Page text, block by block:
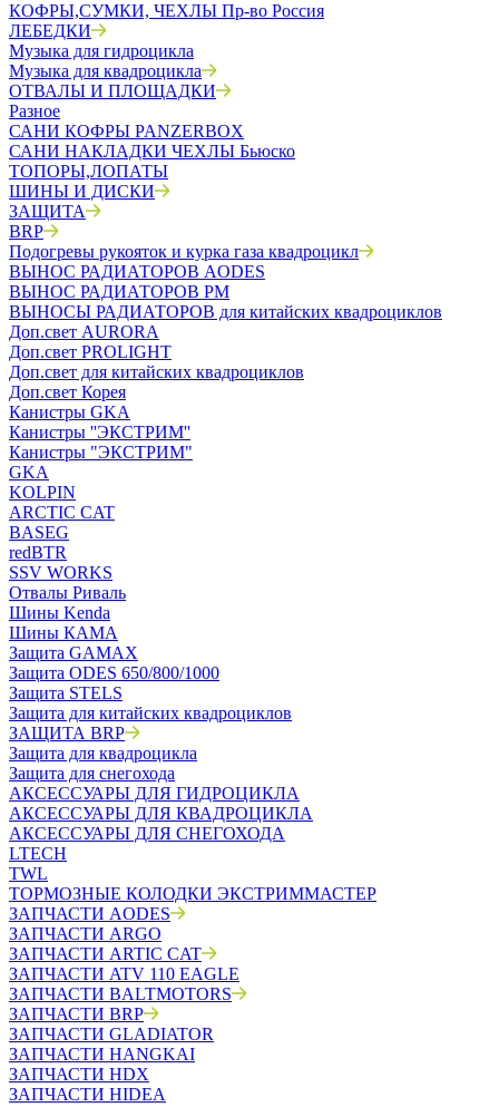
КОФРЫ,СУМКИ, ЧЕХЛЫ Пр-во Россия
ЛЕБЕДКИ
Музыка для гидроцикла
Музыка для квадроцикла
ОТВАЛЫ И ПЛОЩАДКИ
Разное
САНИ КОФРЫ PANZERBOX
САНИ НАКЛАДКИ ЧЕХЛЫ Бьюско
ТОПОРЫ,ЛОПАТЫ
ШИНЫ И ДИСКИ
ЗАЩИТА
BRP
Подогревы рукояток и курка газа квадроцикл
ВЫНОС РАДИАТОРОВ AODES
ВЫНОС РАДИАТОРОВ РМ
ВЫНОСЫ РАДИАТОРОВ для китайских квадроциклов
Доп.свет AURORA
Доп.свет PROLIGHT
Доп.свет для китайских квадроциклов
Доп.свет Корея
Канистры GKA
Канистры ''ЭКСТРИМ''
Канистры "ЭКСТРИМ"
GKA
KOLPIN
ARCTIC CAT
BASEG
redBTR
SSV WORKS
Отвалы Риваль
Шины Kenda
Шины КАМА
Защита GAMAX
Защита ODES 650/800/1000
Защита STELS
Защита для китайских квадроциклов
ЗАЩИТА BRP
Защита для квадроцикла
Защита для снегохода
АКСЕССУАРЫ ДЛЯ ГИДРОЦИКЛА
АКСЕССУАРЫ ДЛЯ КВАДРОЦИКЛА
АКСЕССУАРЫ ДЛЯ СНЕГОХОДА
LTECH
TWL
ТОРМОЗНЫЕ КОЛОДКИ ЭКСТРИММАСТЕР
ЗАПЧАСТИ AODES
ЗАПЧАСТИ ARGO
ЗАПЧАСТИ ARTIC CAT
ЗАПЧАСТИ ATV 110 EAGLE
ЗАПЧАСТИ BALTMOTORS
ЗАПЧАСТИ BRP
ЗАПЧАСТИ GLADIATOR
ЗАПЧАСТИ HANGKAI
ЗАПЧАСТИ HDX
ЗАПЧАСТИ HIDEA